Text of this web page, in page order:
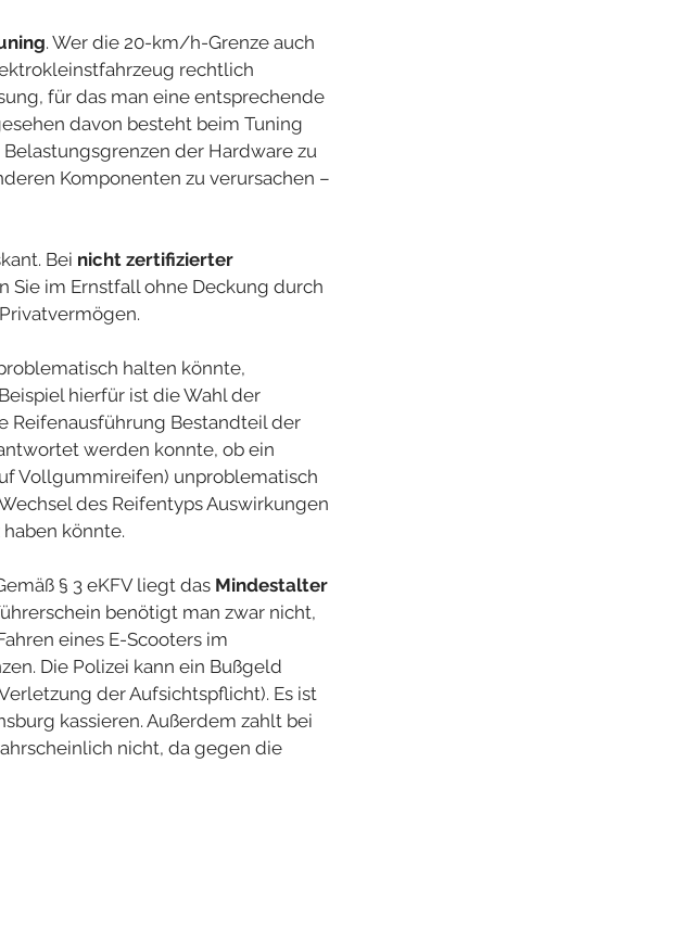
. Wer die 20-km/h-Grenze auch
rechtlich
für das man eine entsprechende
davon besteht beim Tuning
der Hardware zu
Komponenten zu verursachen –
Bei nicht zertifizierter
Sie im Ernstfall ohne Deckung durch
halten könnte,
hierfür ist die Wahl der
Reifenausführung Bestandteil der
werden konnte, ob ein
Vollgummireifen) unproblematisch
des Reifentyps Auswirkungen
könnte.
§ 3 eKFV liegt das Mindestalter
benötigt man zwar nicht,
eines E-Scooters im
Die Polizei kann ein Bußgeld
der Aufsichtspflicht). Es ist
kassieren. Außerdem zahlt bei
nicht, da gegen die